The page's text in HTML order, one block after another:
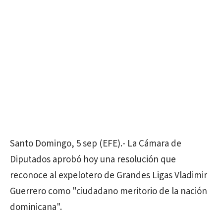
Santo Domingo, 5 sep (EFE).- La Cámara de
Diputados aprobó hoy una resolución que
reconoce al expelotero de Grandes Ligas Vladimir
Guerrero como "ciudadano meritorio de la nación
dominicana".